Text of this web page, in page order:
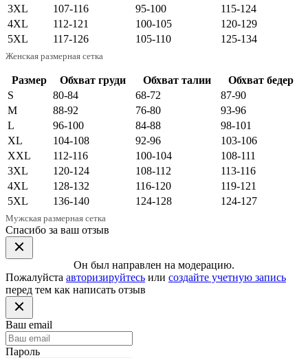
Женская размерная сетка
3XL
107-116 95-100
115-124
4XL
112-121 100-105
120-129
5XL
117-126 105-110 125-134
Мужская размерная сетка
Размер Обхват груди Обхват талии
Обхват бедер
S
80-84 68-72
87-90
M
88-92 76-80
93-96
L
96-100 84-88
98-101
XL
104-108 92-96
103-106
XXL
112-116 100-104
108-111
3XL
120-124 108-112
113-116
4XL
128-132 116-120
119-121
5XL
136-140 124-128 124-127
Спасибо за ваш отзыв
Он был направлен на модерацию.
Пожалуйста авторизируйтесь или создайте учетную запись
перед тем как написать отзыв
Ваш email
Пароль